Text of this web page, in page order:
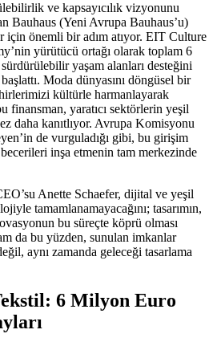
ve kapsayıcılık vizyonunu
Bauhaus (Yeni Avrupa Bauhaus’u)
için önemli bir adım atıyor. EIT Culture
yürütücü ortağı olarak toplam 6
yaşam alanları desteğini
Moda dünyasını döngüsel bir
kültürle harmanlayarak
finansman, yaratıcı sektörlerin yeşil
daha kanıtlıyor. Avrupa Komisyonu
de vurguladığı gibi, bu girişim
inşa etmenin tam merkezinde
Anette Schaefer, dijital ve yeşil
tamamlanamayacağını; tasarımın,
bu süreçte köprü olması
da bu yüzden, sunulan imkanlar
aynı zamanda geleceği tasarlama
6 Milyon Euro